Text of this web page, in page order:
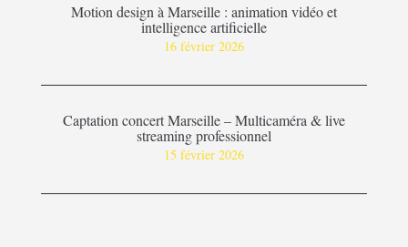
Motion design à Marseille : animation vidéo et
intelligence artificielle
16 février 2026
Captation concert Marseille – Multicaméra & live
streaming professionnel
15 février 2026